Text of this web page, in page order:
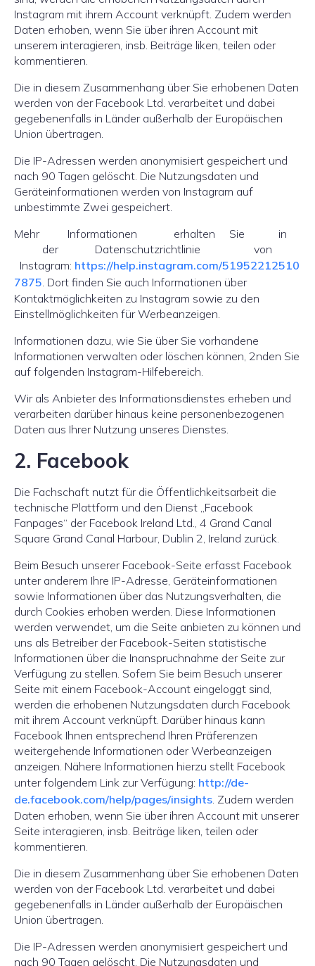
Instagram mit ihrem Account verknüpft. Zudem werden
Daten erhoben, wenn Sie über ihren Account mit
unserem interagieren, insb. Beiträge liken, teilen oder
kommentieren.
Die in diesem Zusammenhang über Sie erhobenen Daten
werden von der Facebook Ltd. verarbeitet und dabei
gegebenenfalls in Länder außerhalb der Europäischen
Union übertragen.
Die IP-Adressen werden anonymisiert gespeichert und
nach 90 Tagen gelöscht. Die Nutzungsdaten und
Geräteinformationen werden von Instagram auf
unbestimmte Zwei gespeichert.
Mehr Informationen erhalten Sie in
der Datenschutzrichtlinie von
Instagram: https://help.instagram.com/51952212510
7875. Dort finden Sie auch Informationen über
Kontaktmöglichkeiten zu Instagram sowie zu den
Einstellmöglichkeiten für Werbeanzeigen.
Informationen dazu, wie Sie über Sie vorhandene
Informationen verwalten oder löschen können, 2nden Sie
auf folgenden Instagram-Hilfebereich.
Wir als Anbieter des Informationsdienstes erheben und
verarbeiten darüber hinaus keine personenbezogenen
Daten aus Ihrer Nutzung unseres Dienstes.
2. Facebook
Die Fachschaft nutzt für die Öffentlichkeitsarbeit die
technische Plattform und den Dienst „Facebook
Fanpages“ der Facebook Ireland Ltd., 4 Grand Canal
Square Grand Canal Harbour, Dublin 2, Ireland zurück.
Beim Besuch unserer Facebook-Seite erfasst Facebook
unter anderem Ihre IP-Adresse, Geräteinformationen
sowie Informationen über das Nutzungsverhalten, die
durch Cookies erhoben werden. Diese Informationen
werden verwendet, um die Seite anbieten zu können und
uns als Betreiber der Facebook-Seiten statistische
Informationen über die Inanspruchnahme der Seite zur
Verfügung zu stellen. Sofern Sie beim Besuch unserer
Seite mit einem Facebook-Account eingeloggt sind,
werden die erhobenen Nutzungsdaten durch Facebook
mit ihrem Account verknüpft. Darüber hinaus kann
Facebook Ihnen entsprechend Ihren Präferenzen
weitergehende Informationen oder Werbeanzeigen
anzeigen. Nähere Informationen hierzu stellt Facebook
unter folgendem Link zur Verfügung: http://de-
de.facebook.com/help/pages/insights. Zudem werden
Daten erhoben, wenn Sie über ihren Account mit unserer
Seite interagieren, insb. Beiträge liken, teilen oder
kommentieren.
Die in diesem Zusammenhang über Sie erhobenen Daten
werden von der Facebook Ltd. verarbeitet und dabei
gegebenenfalls in Länder außerhalb der Europäischen
Union übertragen.
Die IP-Adressen werden anonymisiert gespeichert und
nach 90 Tagen gelöscht. Die Nutzungsdaten und